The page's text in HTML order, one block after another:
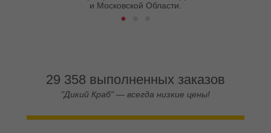
и Московской Области.
29 358 выполненных заказов
"Дикий Краб" — всегда низкие цены!